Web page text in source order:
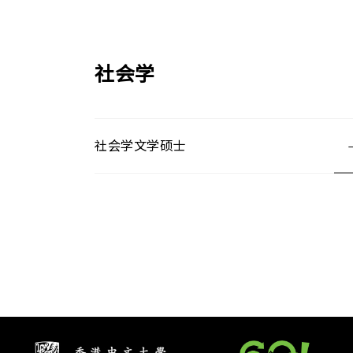
社会学
社会学文学硕士